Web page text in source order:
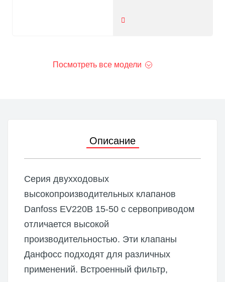
Посмотреть все модели
Описание
Серия двухходовых
высокопроизводительных клапанов
Danfoss EV220B 15-50 с сервоприводом
отличается высокой
производительностью. Эти клапаны
Данфосс подходят для различных
применений. Встроенный фильтр,